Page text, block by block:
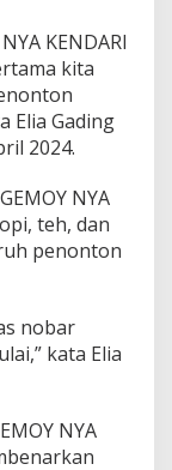
KENDARI
kita
Elia Gading
2024.
NYA
teh, dan
penonton
nobar
kata Elia
NYA